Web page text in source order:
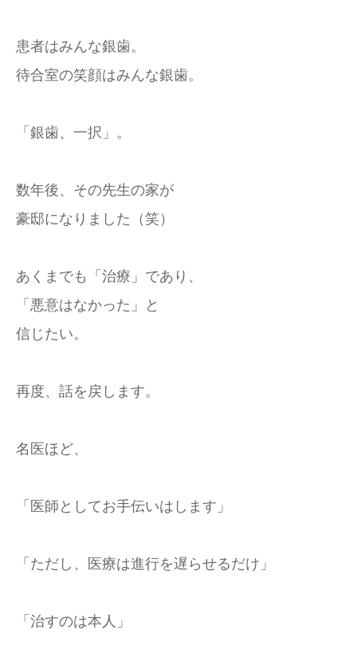
患者はみんな銀歯。
待合室の笑顔はみんな銀歯。
「銀歯、一択」。
数年後、その先生の家が
豪邸になりました（笑）
あくまでも「治療」であり、
「悪意はなかった」と
信じたい。
再度、話を戻します。
名医ほど、
「医師としてお手伝いはします」
「ただし、医療は進行を遅らせるだけ」
「治すのは本人」